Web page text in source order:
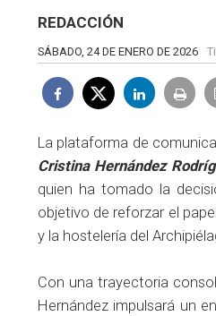
REDACCIÓN
SÁBADO, 24 DE ENERO DE 2026
La plataforma de
Cristina Hernández
quien ha tomado la
objetivo de reforzar el
y la hostelería del
Con una trayectoria
Hernández impulsará un